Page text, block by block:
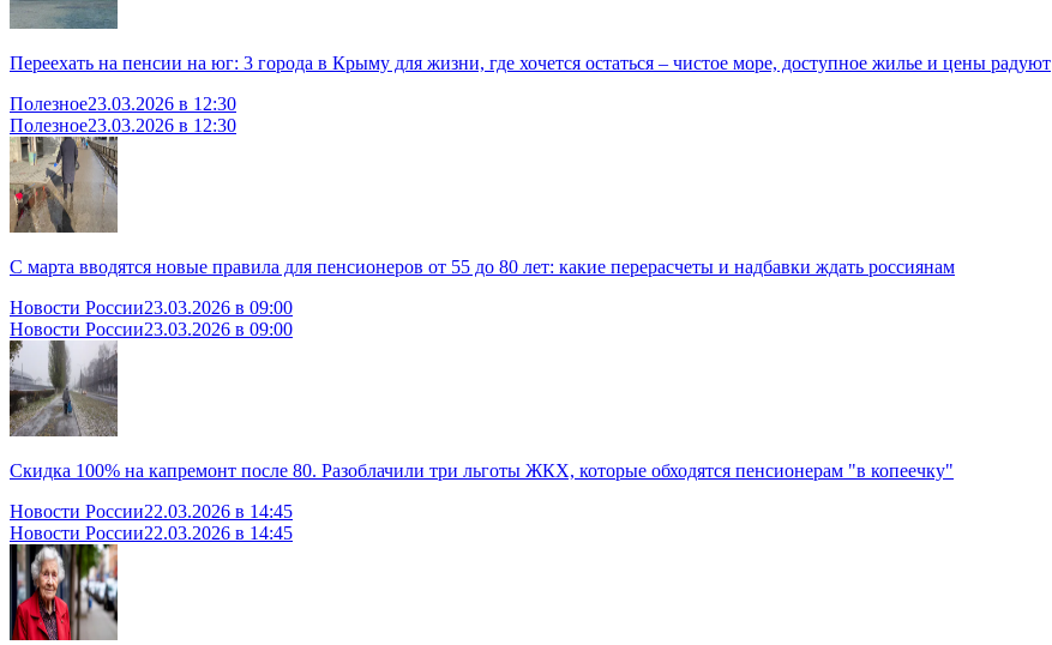
Переехать на пенсии на юг: 3 города в Крыму для жизни, где хочется остаться – чистое море, доступное жилье и цены радуют
Полезное23.03.2026 в 12:30
Полезное23.03.2026 в 12:30
С марта вводятся новые правила для пенсионеров от 55 до 80 лет: какие перерасчеты и надбавки ждать россиянам
Новости России23.03.2026 в 09:00
Новости России23.03.2026 в 09:00
Скидка 100% на капремонт после 80. Разоблачили три льготы ЖКХ, которые обходятся пенсионерам "в копеечку"
Новости России22.03.2026 в 14:45
Новости России22.03.2026 в 14:45